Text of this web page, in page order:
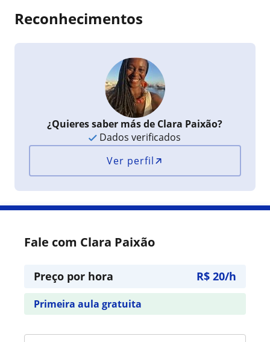
Reconhecimentos
¿Quieres saber más de Clara Paixão?
Dados verificados
Ver perfil
Fale com Clara Paixão
Preço por hora R$ 20/h
Primeira aula gratuita